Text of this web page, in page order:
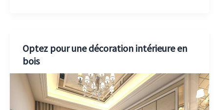
Optez pour une décoration intérieure en
bois